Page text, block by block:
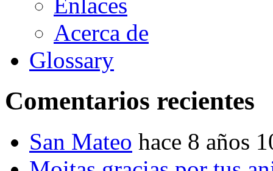
Enlaces
Acerca de
Glossary
Comentarios recientes
San Mateo hace 8 años